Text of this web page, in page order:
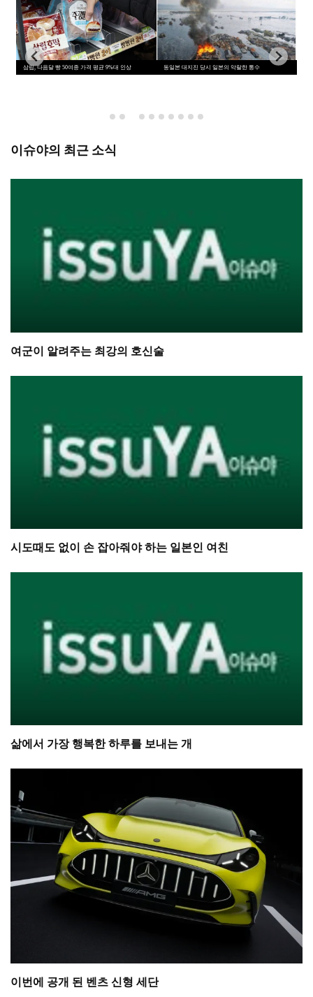
이슈야의 최근 소식
여군이 알려주는 최강의 호신술
시도때도 없이 손 잡아줘야 하는 일본인 여친
삶에서 가장 행복한 하루를 보내는 개
이번에 공개 된 벤츠 신형 세단